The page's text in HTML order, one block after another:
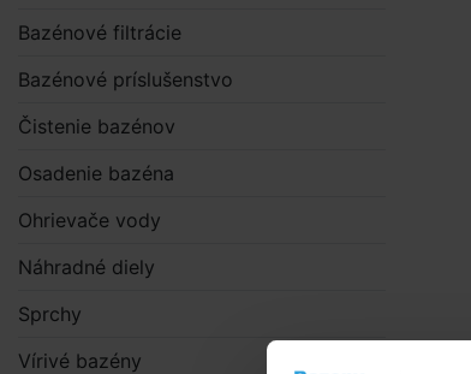
Bazénové filtrácie
Bazénové príslušenstvo
Čistenie bazénov
Osadenie bazéna
Ohrievače vody
Náhradné diely
Sprchy
Vírivé bazény